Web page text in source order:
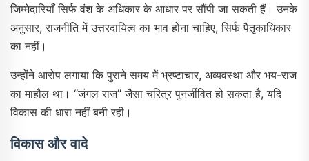
जिम्मेदारियाँ सिर्फ वंश के अधिकार के आधार पर सौंपी जा सकती हैं। उनके
अनुसार, राजनीति में उत्तरदायित्व का भाव होना चाहिए, सिर्फ पैतृकाधिकार
का नहीं।
उन्होंने आरोप लगाया कि पुराने समय में भ्रष्टाचार, अव्यवस्था और भय-राज
का माहौल था। “जंगल राज” जैसा चरित्र पुनर्जीवित हो सकता है, यदि
विकास की धारा नहीं बनी रही।
विकास और वादे